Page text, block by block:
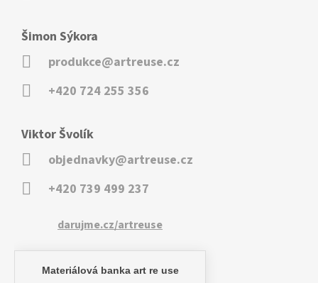
Šimon Sýkora
produkce@artreuse.cz
+420 724 255 356
Viktor Švolík
objednavky@artreuse.cz
+420 739 499 237
darujme.cz/artreuse